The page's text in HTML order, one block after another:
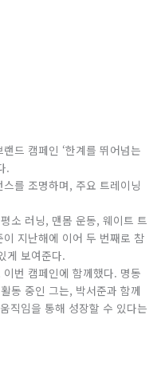
드 캠페인 ‘한계를 뛰어넘는
.
를 조명하며, 주요 트레이닝
소 러닝, 맨몸 운동, 웨이트 트
지난해에 이어 두 번째로 참
게 보여준다.
번 캠페인에 함께했다. 명동
동 중인 그는, 박서준과 함께
직임을 통해 성장할 수 있다는